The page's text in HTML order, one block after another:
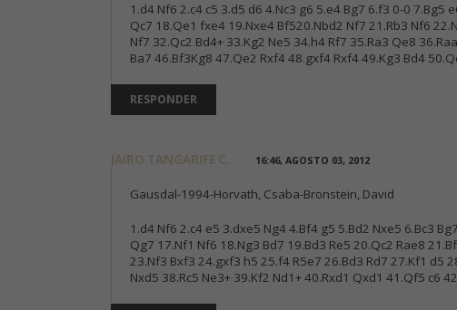
1.d4 Nf6 2.c4 c5 3.d5 d6 4.Nc3 g6 5.e4 Bg7 6.f3 0-0
Qc7 18.Qe1 fxe4 19.Nxe4 Bf520.Nbd2 Nf7 21.Rb3 Nf6
Nf7 32.Qc2 Bd4+ 33.Kg2 Ne5 34.h4 Rf7 35.Ra3 Qe8
Ba7 46.Bf3Kg8 47.Qe2 Rxf4 48.gxf4 Rxf4 49.Kg3 Bd4
RESPONDER
JAIRO TANGARIFE C. 16:46, AGOSTO 03, 2012
Gausdal-1994-Horvath, Csaba-Bronstein, David
1.d4 Nf6 2.c4 e5 3.dxe5 Ng4 4.Bf4 g5 5.Bd2 Nxe5 6.Bc3
Qg7 17.Nf1 Nf6 18.Ng3 Bd7 19.Bd3 Re5 20.Qc2 Rae8
23.Nf3 Bxf3 24.gxf3 h5 25.f4 R5e7 26.Bd3 Rd7 27.Kf1 d5
Nxd5 38.Rc5 Ne3+ 39.Kf2 Nd1+ 40.Rxd1 Qxd1 41.Qf5 c6